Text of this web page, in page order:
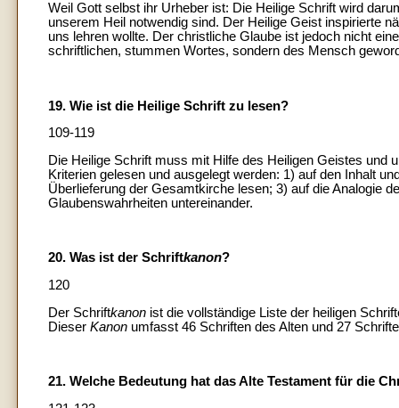
Weil Gott selbst ihr Urheber ist: Die Heilige Schrift wird
unserem Heil notwendig sind. Der Heilige Geist inspirierte
uns lehren wollte. Der christliche Glaube ist jedoch nicht
schriftlichen, stummen Wortes, sondern des Mensch
19. Wie ist die Heilige Schrift zu lesen?
109-119
Die Heilige Schrift muss mit Hilfe des Heiligen Geistes und
Kriterien gelesen und ausgelegt werden: 1) auf den Inhalt
Überlieferung der Gesamtkirche lesen; 3) auf die Analogie
Glaubenswahrheiten untereinander.
20. Was ist der Schriftkanon?
120
Der Schriftkanon ist die vollständige Liste der heiligen
Dieser Kanon umfasst 46 Schriften des Alten und 27
21. Welche Bedeutung hat das Alte Testament für die